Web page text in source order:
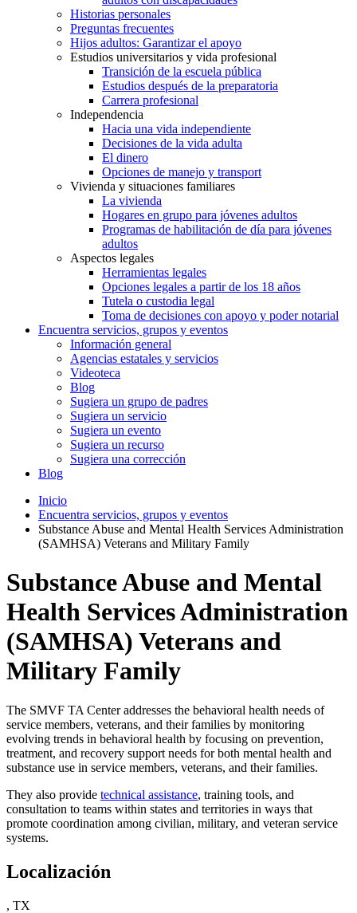
Historias personales
Preguntas frecuentes
Hijos adultos: Garantizar el apoyo
Estudios universitarios y vida profesional
Transición de la escuela pública
Estudios después de la preparatoria
Carrera profesional
Independencia
Hacia una vida independiente
Decisiones de la vida adulta
El dinero
Opciones de manejo y transport
Vivienda y situaciones familiares
La vivienda
Hogares en grupo para jóvenes adultos
Programas de habilitación de día para jóvenes
adultos
Aspectos legales
Herramientas legales
Opciones legales a partir de los 18 años
Tutela o custodia legal
Toma de decisiones con apoyo y poder notarial
Encuentra servicios, grupos y eventos
Información general
Agencias estatales y servicios
Videoteca
Blog
Sugiera un grupo de padres
Sugiera un servicio
Sugiera un evento
Sugiera un recurso
Sugiera una corrección
Blog
Inicio
Encuentra servicios, grupos y eventos
Substance Abuse and Mental Health Services Administration
(SAMHSA) Veterans and Military Family
Substance Abuse and Mental
Health Services Administration
(SAMHSA) Veterans and
Military Family
The SMVF TA Center addresses the behavioral health needs of
service members, veterans, and their families by monitoring
evolving trends in behavioral health by focusing on prevention,
treatment, and recovery support needs for both mental health and
substance use in service members, veterans, and their families.
They also provide technical assistance, training tools, and
consultation to teams within states and territories in ways that
promote coordination among civilian, military, and veteran service
systems.
Localización
, TX